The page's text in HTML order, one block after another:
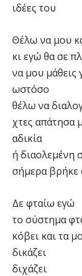
ιδέες του
Θέλω να μου
κι εγώ θα σε
να μου μάθεις
ωστόσο
θέλω να
χτες απάτησα
αδικία
ή διαολεμένη
σήμερα βρήκε
Δε φταίω εγώ
το σύστημα
κόβει και τα
δικάζει
διχάζει